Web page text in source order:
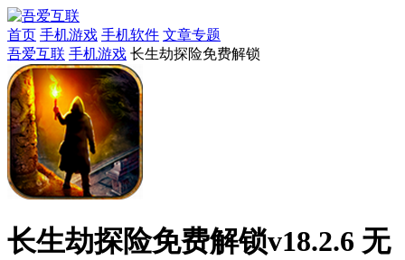
首页 手机游戏 手机软件 文章专题
吾爱互联 手机游戏 长生劫探险免费解锁
长生劫探险免费解锁v18.2.6 无